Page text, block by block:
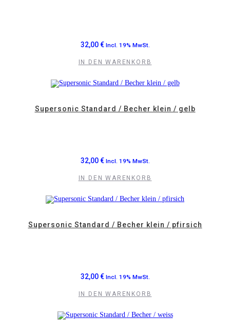
32,00€ Incl. 19% MwSt.
IN DEN WARENKORB
Supersonic Standard / Becher klein / gelb
32,00€ Incl. 19% MwSt.
IN DEN WARENKORB
Supersonic Standard / Becher klein / pfirsich
32,00€ Incl. 19% MwSt.
IN DEN WARENKORB